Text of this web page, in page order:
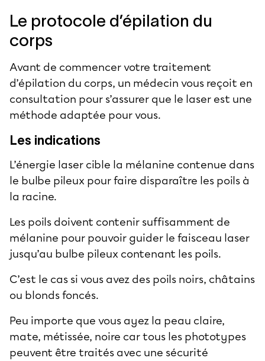
Le protocole d’épilation du
corps
Avant de commencer votre traitement
d’épilation du corps, un médecin vous reçoit en
consultation pour s’assurer que le laser est une
méthode adaptée pour vous.
Les indications
L’énergie laser cible la mélanine contenue dans
le bulbe pileux pour faire disparaître les poils à
la racine.
Les poils doivent contenir suffisamment de
mélanine pour pouvoir guider le faisceau laser
jusqu’au bulbe pileux contenant les poils.
C’est le cas si vous avez des poils noirs, châtains
ou blonds foncés.
Peu importe que vous ayez la peau claire,
mate, métissée, noire car tous les phototypes
peuvent être traités avec une sécurité